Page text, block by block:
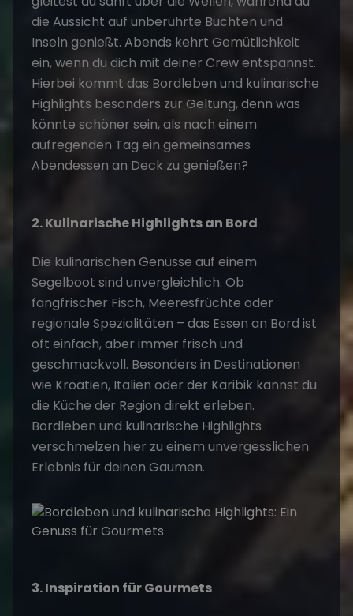
die Aussicht auf unberührte Buchten und
Inseln genießt. Abends kehrt Gemütlichkeit
ein, wenn du dich mit deiner Crew entspannst.
Hierbei kommt das Bordleben und kulinarische
Highlights besonders zur Geltung, denn was
könnte schöner sein, als nach einem
aufregenden Tag ein gemeinsames
Abendessen an Deck zu genießen?
2. Kulinarische Highlights an Bord
Die kulinarischen Genüsse auf einem
Segelboot sind unvergleichlich. Ob
fangfrischer Fisch, Meeresfrüchte oder
regionale Spezialitäten – das Essen an Bord ist
oft einfach, aber immer frisch und
geschmackvoll. Besonders in Destinationen
wie Kroatien, Italien oder der Karibik kannst du
die Küche der Region direkt erleben.
Bordleben und kulinarische Highlights
verschmelzen hier zu einem unvergesslichen
Erlebnis für deinen Gaumen.
3. Inspiration für Gourmets